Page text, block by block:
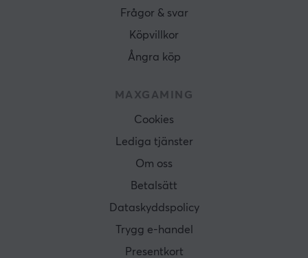
Frågor & svar
Köpvillkor
Ångra köp
MAXGAMING
Cookies
Lediga tjänster
Om oss
Betalsätt
Dataskyddspolicy
Trygg e-handel
Presentkort